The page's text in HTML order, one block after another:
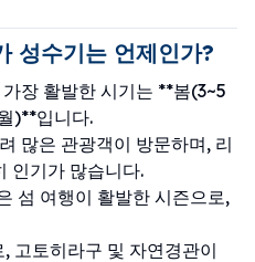
성수기는 언제인가?
장 활발한 시기는 **봄(3~5
)**입니다.
많은 관광객이 방문하며, 리
인기가 많습니다.
섬 여행이 활발한 시즌으로,
, 고토히라구 및 자연경관이